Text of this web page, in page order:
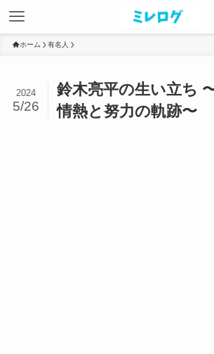
ホーム 有名人
鈴木亮平の生い立ち
情熱と努力の軌跡〜
2024
5/26